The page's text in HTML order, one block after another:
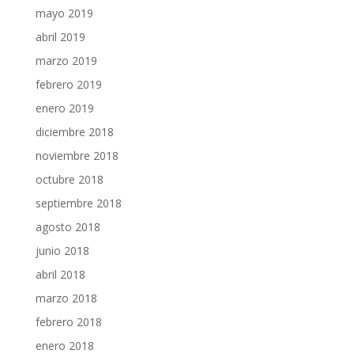
mayo 2019
abril 2019
marzo 2019
febrero 2019
enero 2019
diciembre 2018
noviembre 2018
octubre 2018
septiembre 2018
agosto 2018
junio 2018
abril 2018
marzo 2018
febrero 2018
enero 2018